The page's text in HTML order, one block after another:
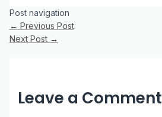
Post navigation
← Previous Post
Next Post →
Leave a Comment